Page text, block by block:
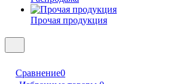
Прочая продукция
Сравнение0